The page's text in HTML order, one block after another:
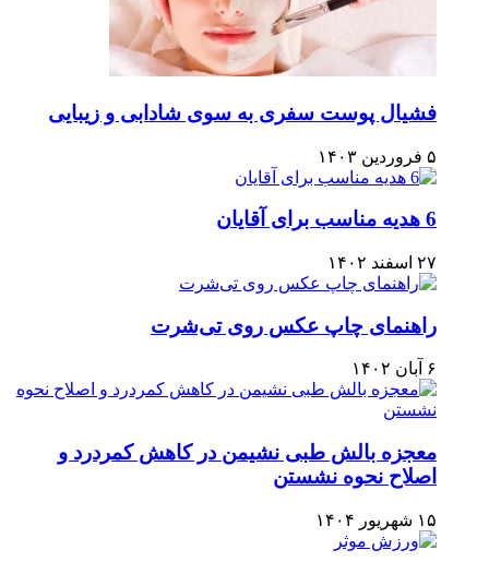
فشیال پوست سفری به سوی شادابی و زیبایی
۵ فروردین ۱۴۰۳
6 هدیه مناسب برای آقایان
۲۷ اسفند ۱۴۰۲
راهنمای چاپ عکس روی تی‌شرت
۶ آبان ۱۴۰۲
معجزه بالش طبی نشیمن در کاهش کمردرد و
اصلاح نحوه نشستن
۱۵ شهریور ۱۴۰۴